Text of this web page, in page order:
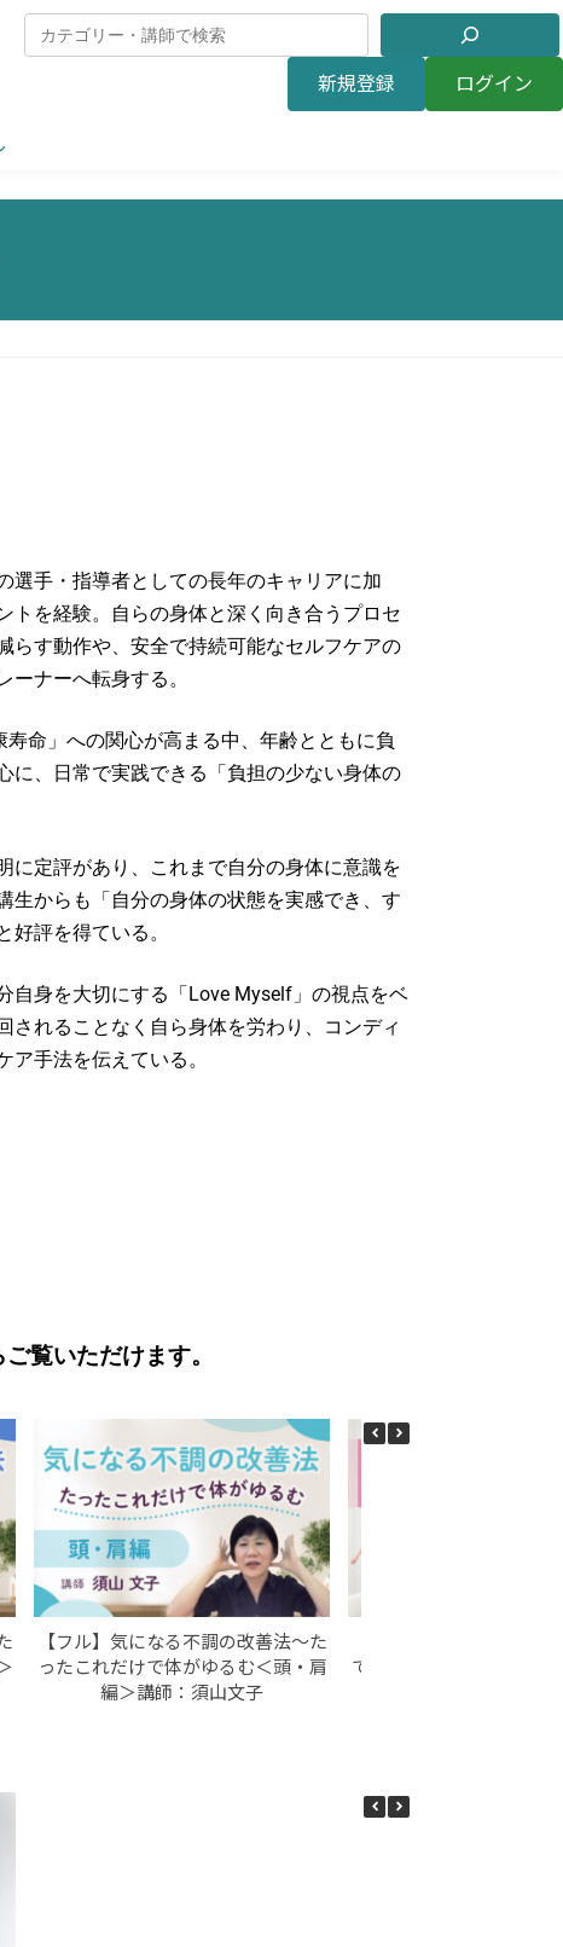
新規登録 ログイン
選手・指導者としての長年のキャリアに加
トを経験。自らの身体と深く向き合うプロセ
らす動作や、安全で持続可能なセルフケアの
ーナーへ転身する。
命」への関心が高まる中、年齢とともに負
に、日常で実践できる「負担の少ない身体の
に定評があり、これまで自分の身体に意識を
生からも「自分の身体の状態を実感でき、す
好評を得ている。
自身を大切にする「Love Myself」の視点をベ
されることなく自ら身体を労わり、コンディ
ア手法を伝えている。
覧いただけます。
【フル】気になる不調の改善法～た
ったこれだけで体がゆるむ＜頭・肩
編＞講師：須山文子
で健康寿命を延ばそう！